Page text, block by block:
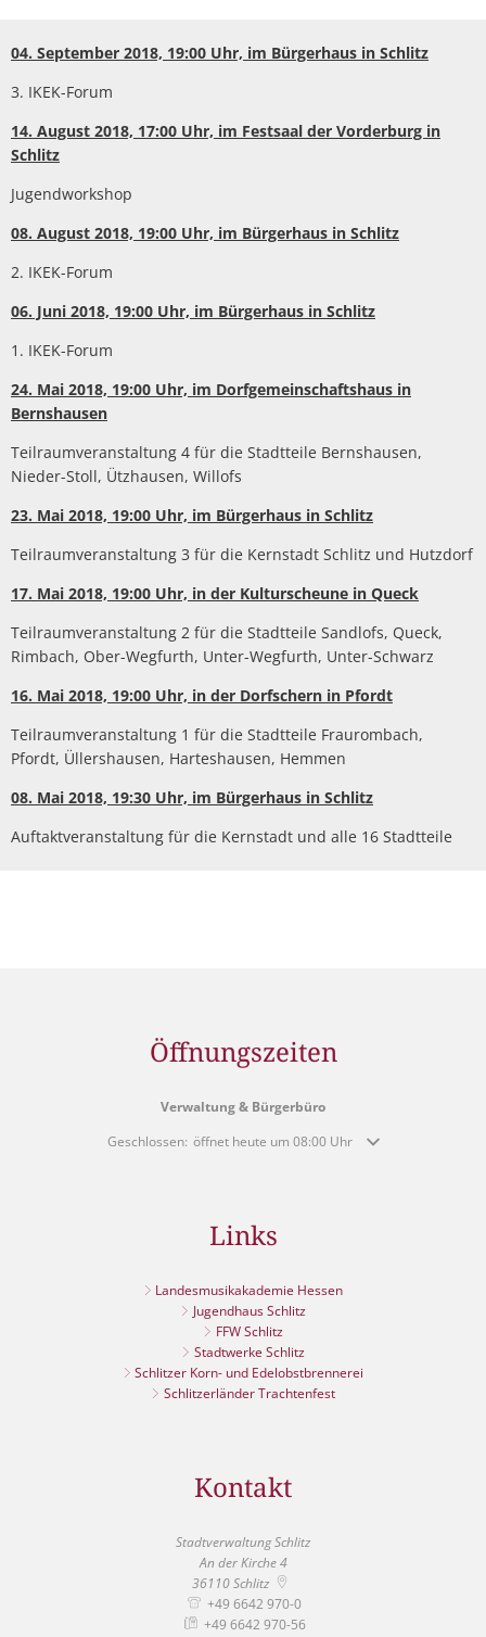
04. September 2018, 19:00 Uhr, im Bürgerhaus in Schlitz
3. IKEK-Forum
14. August 2018, 17:00 Uhr, im Festsaal der Vorderburg in
Schlitz
Jugendworkshop
08. August 2018, 19:00 Uhr, im Bürgerhaus in Schlitz
2. IKEK-Forum
06. Juni 2018, 19:00 Uhr, im Bürgerhaus in Schlitz
1. IKEK-Forum
24. Mai 2018, 19:00 Uhr, im Dorfgemeinschaftshaus in
Bernshausen
Teilraumveranstaltung 4 für die Stadtteile Bernshausen,
Nieder-Stoll, Ützhausen, Willofs
23. Mai 2018, 19:00 Uhr, im Bürgerhaus in Schlitz
Teilraumveranstaltung 3 für die Kernstadt Schlitz und Hutzdorf
17. Mai 2018, 19:00 Uhr, in der Kulturscheune in Queck
Teilraumveranstaltung 2 für die Stadtteile Sandlofs, Queck,
Rimbach, Ober-Wegfurth, Unter-Wegfurth, Unter-Schwarz
16. Mai 2018, 19:00 Uhr, in der Dorfschern in Pfordt
Teilraumveranstaltung 1 für die Stadtteile Fraurombach,
Pfordt, Üllershausen, Harteshausen, Hemmen
08. Mai 2018, 19:30 Uhr, im Bürgerhaus in Schlitz
Auftaktveranstaltung für die Kernstadt und alle 16 Stadtteile
Öffnungszeiten
Verwaltung & Bürgerbüro
Klicken, um weitere Öffnungs- oder Schließzeiten
Geschlossen: öffnet heute um 08:00 Uhr
Links
Landesmusikakademie Hessen
Jugendhaus Schlitz
FFW Schlitz
Stadtwerke Schlitz
Schlitzer Korn- und Edelobstbrennerei
Schlitzerländer Trachtenfest
Kontakt
Stadtverwaltung Schlitz
An der Kirche 4
36110 Schlitz
+49 6642 970-0
+49 6642 970-56